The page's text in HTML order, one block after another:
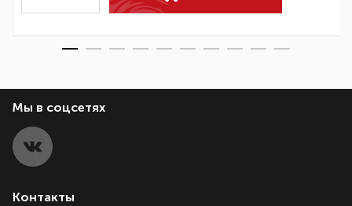
Мы в соцсетях
Контакты